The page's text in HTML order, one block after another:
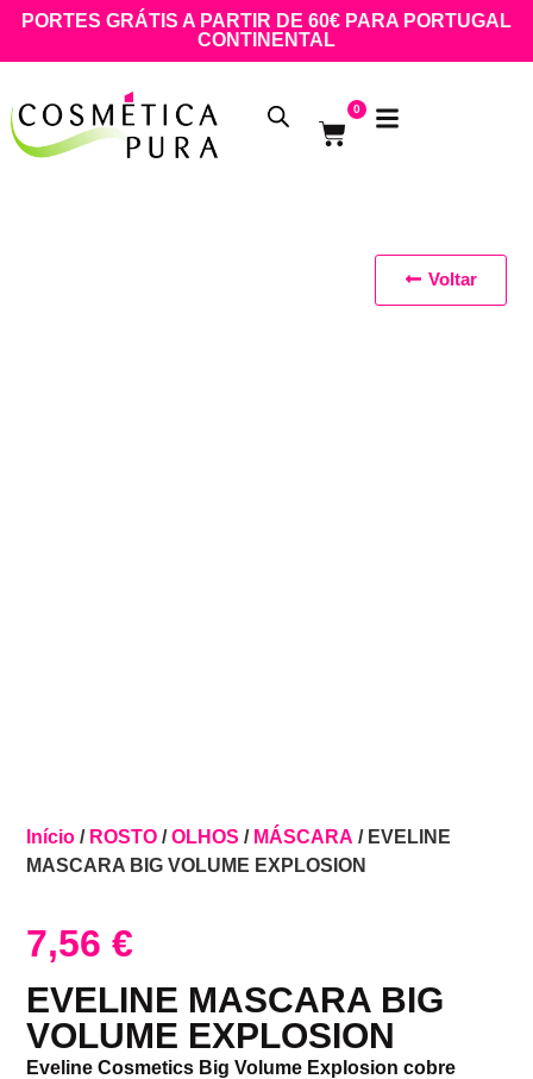
PORTES GRÁTIS A PARTIR DE 60€ PARA PORTUGAL
CONTINENTAL
0
Início / ROSTO /OLHOS / MÁSCARA / EVELINE
MASCARA BIG VOLUME EXPLOSION
7,56€
EVELINE MASCARA BIG
VOLUME EXPLOSION
Eveline Cosmetics Big Volume Explosion cobre
Voltar